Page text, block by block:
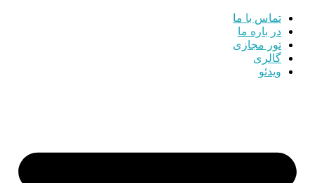
تماس با ما
در باره ما
تور مجازی
گالری
ویدئو